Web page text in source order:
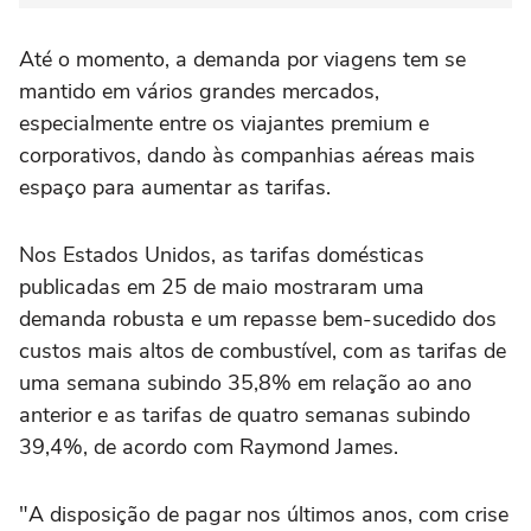
Até o momento, a demanda por viagens tem se
mantido em vários grandes mercados,
especialmente entre os viajantes premium e
corporativos, dando às companhias aéreas mais
espaço para aumentar as tarifas.
Nos Estados Unidos, as tarifas domésticas
publicadas em 25 de maio mostraram uma
demanda robusta e um repasse bem-sucedido dos
custos mais altos de combustível, com as tarifas de
uma semana subindo 35,8% em ‌relação ao ano
anterior e as tarifas de quatro semanas subindo
39,4%, de acordo com Raymond James.
"A disposição de pagar nos últimos anos, com crise